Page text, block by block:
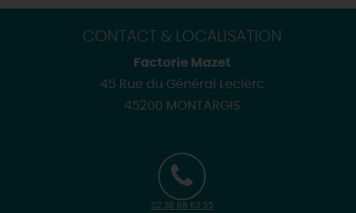
CONTACT & LOCALISATION
Factorie Mazet
45 Rue du Général Leclerc
45200 MONTARGIS
02 38 98 63 55